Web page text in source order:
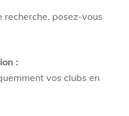
posez-vous
:
vos clubs en